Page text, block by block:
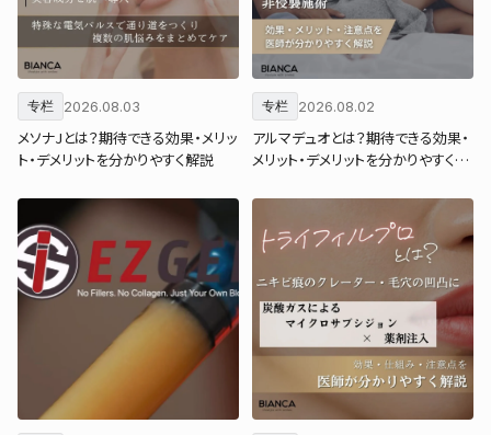
专栏 2026.08.03
メソナJとは？期待できる効果・メリッ
ト・デメリットを分かりやすく解説
专栏 2026.08.02
アルマデュオとは？期待できる効果・
メリット・デメリットを分かりやすく解